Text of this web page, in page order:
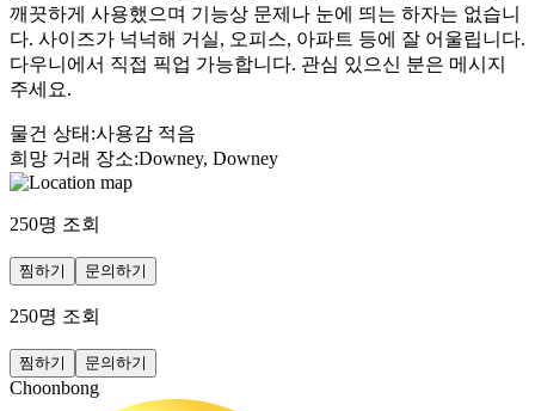
깨끗하게 사용했으며 기능상 문제나 눈에 띄는 하자는 없습니
다. 사이즈가 넉넉해 거실, 오피스, 아파트 등에 잘 어울립니다.
다우니에서 직접 픽업 가능합니다. 관심 있으신 분은 메시지
주세요.
물건 상태 :사용감 적음
희망 거래 장소:Downey, Downey
250명 조회
찜하기 문의하기
250명 조회
찜하기 문의하기
Choonbong